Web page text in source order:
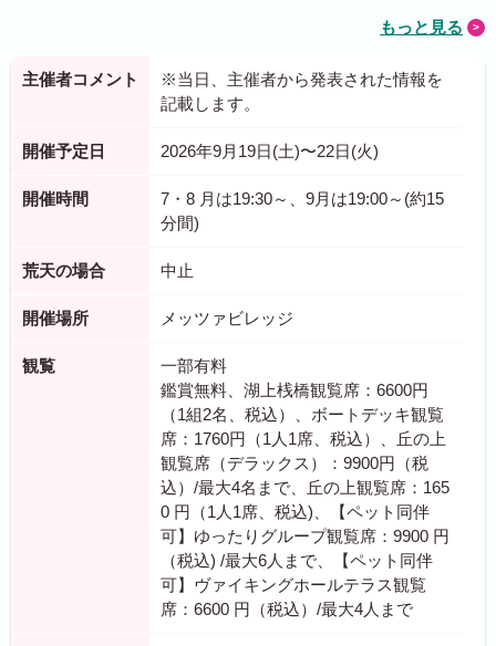
もっと見る
主催者コメント
※当日、主催者から発表された情報を
記載します。
開催予定日 2026年9月19日(土)〜22日(火)
開催時間
7・8 月は19:30～、9月は19:00～(約15
分間)
荒天の場合 中止
開催場所 メッツァビレッジ
観覧
一部有料
鑑賞無料、湖上桟橋観覧席：6600円
（1組2名、税込）、ボートデッキ観覧
席：1760円（1人1席、税込）、丘の上
観覧席（デラックス）：9900円（税
込）/最大4名まで、丘の上観覧席：165
0 円（1人1席、税込)、【ペット同伴
可】ゆったりグループ観覧席：9900 円
（税込) /最大6人まで、【ペット同伴
可】ヴァイキングホールテラス観覧
席：6600 円（税込）/最大4人まで